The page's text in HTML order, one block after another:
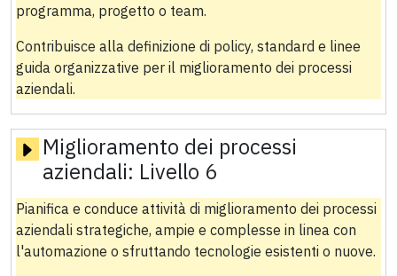
programma, progetto o team.
Contribuisce alla definizione di policy, standard e linee
guida organizzative per il miglioramento dei processi
aziendali.
Miglioramento dei processi
aziendali: Livello 6
Pianifica e conduce attività di miglioramento dei processi
aziendali strategiche, ampie e complesse in linea con
l'automazione o sfruttando tecnologie esistenti o nuove.